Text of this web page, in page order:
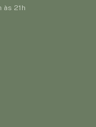
às 21h